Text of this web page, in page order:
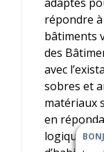
répondre
bâtiments
des
avec
sobres et
matériaux
en
logique se